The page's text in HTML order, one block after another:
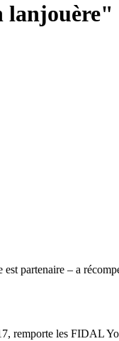
lanjouère"
partenaire – a
remporte les FIDAL